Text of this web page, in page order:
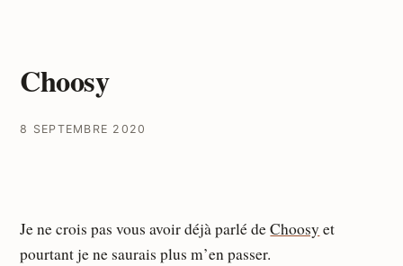
Choosy
8 SEPTEMBRE 2020
Je ne crois pas vous avoir déjà parlé deChoosy et
pourtant je ne saurais plus m’en passer.